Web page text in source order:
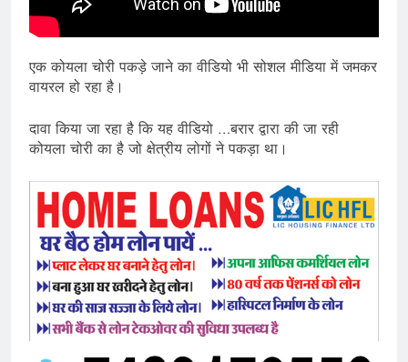
एक कोयला चोरी पकड़े जाने का वीडियो भी सोशल मीडिया में जमकर
वायरल हो रहा है।
दावा किया जा रहा है कि यह वीडियो …बरार द्वारा की जा रही
कोयला चोरी का है जो क्षेत्रीय लोगों ने पकड़ा था।